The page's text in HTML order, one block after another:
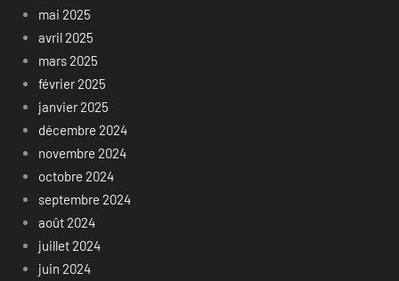
mai 2025
avril 2025
mars 2025
février 2025
janvier 2025
décembre 2024
novembre 2024
octobre 2024
septembre 2024
août 2024
juillet 2024
juin 2024